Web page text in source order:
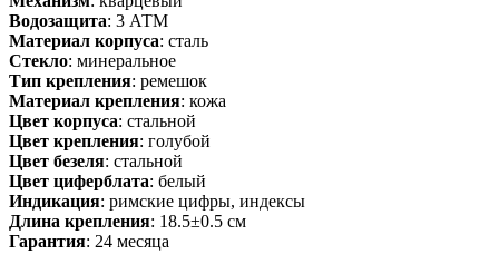
Водозащита: 3 АТМ
Материал корпуса: сталь
Стекло: минеральное
Тип крепления: ремешок
Материал крепления: кожа
Цвет корпуса: стальной
Цвет крепления: голубой
Цвет безеля: стальной
Цвет циферблата: белый
Индикация: римские цифры, индексы
Длина крепления: 18.5±0.5 см
Гарантия: 24 месяца